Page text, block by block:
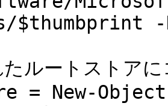
-
ルートストアに
= New-Object